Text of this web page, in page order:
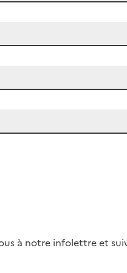
à notre infolettre et